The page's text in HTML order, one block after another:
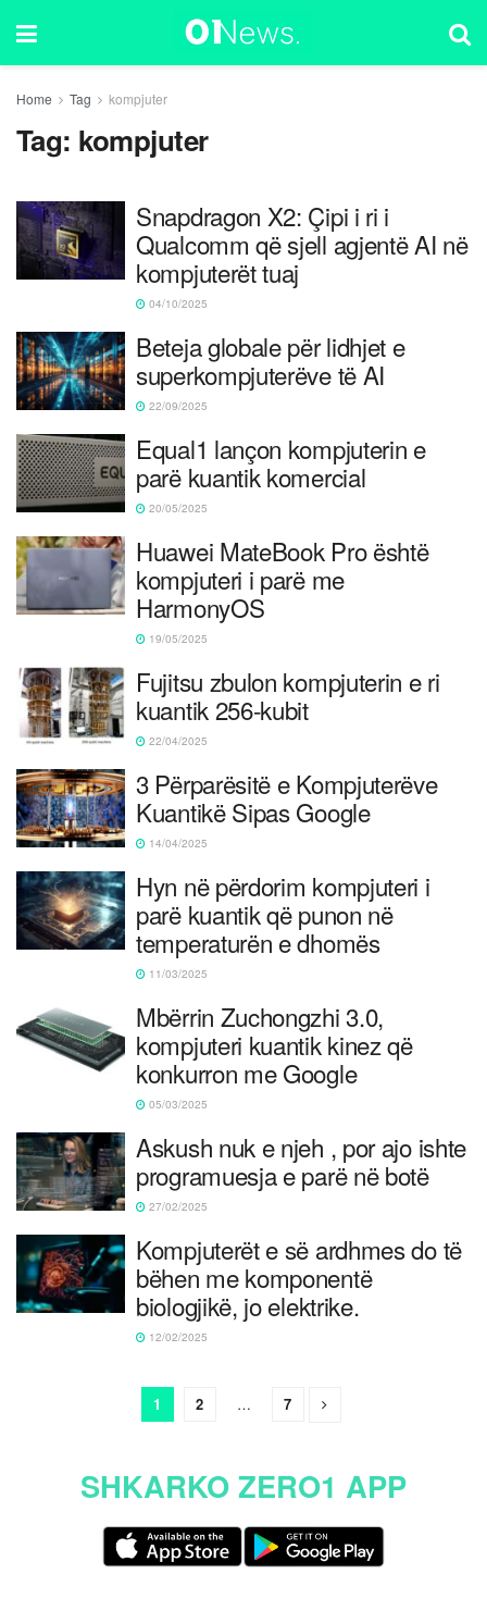
Home Tag kompjuter
Tag: kompjuter
Snapdragon X2: Çipi i ri i
Qualcomm që sjell agjentë AI në
kompjuterët tuaj
04/10/2025
Beteja globale për lidhjet e
superkompjuterëve të AI
22/09/2025
Equal1 lançon kompjuterin e
parë kuantik komercial
20/05/2025
Huawei MateBook Pro është
kompjuteri i parë me
HarmonyOS
19/05/2025
Fujitsu zbulon kompjuterin e ri
kuantik 256-kubit
22/04/2025
3 Përparësitë e Kompjuterëve
Kuantikë Sipas Google
14/04/2025
Hyn në përdorim kompjuteri i
parë kuantik që punon në
temperaturën e dhomës
11/03/2025
Mbërrin Zuchongzhi 3.0,
kompjuteri kuantik kinez që
konkurron me Google
05/03/2025
Askush nuk e njeh , por ajo ishte
programuesja e parë në botë
27/02/2025
Kompjuterët e së ardhmes do të
bëhen me komponentë
biologjikë, jo elektrike.
12/02/2025
1 2 … 7
SHKARKO ZERO1 APP